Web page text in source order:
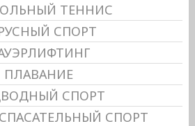
ТЕННИС
СПОРТ
ПЛАВАНИЕ
СПОРТ
СПОРТ